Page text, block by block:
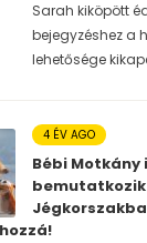
Sarah kiköpött
bejegyzéshez a
lehetősége
4 ÉV AGO
Bébi Motkány
bemutatkozik